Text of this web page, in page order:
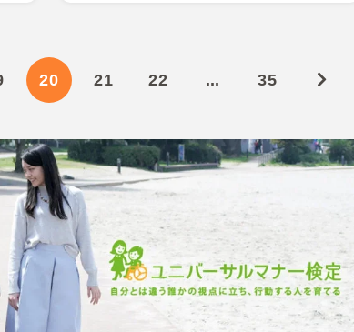
20 21 22 ... 35